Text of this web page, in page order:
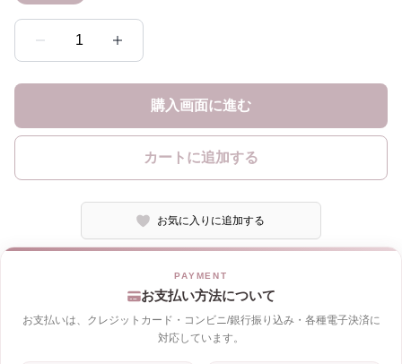
1
購入画面に進む
カートに追加する
お気に入りに追加する
お支払い方法について
お支払いは、クレジットカード・コンビニ/銀行振り込み・各種電子決済に
対応しています。